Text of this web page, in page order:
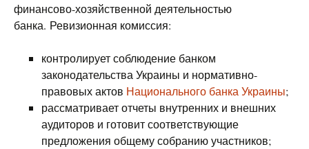
финансово-хозяйственной деятельностью
банка. Ревизионная комиссия:
контролирует соблюдение банком
законодательства Украины и нормативно-
правовых актов Национального банка Украины;
рассматривает отчеты внутренних и внешних
аудиторов и готовит соответствующие
предложения общему собранию участников;